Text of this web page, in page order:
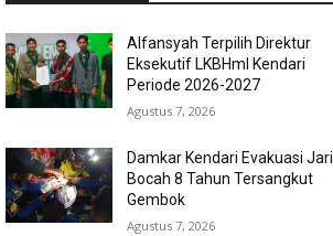
Alfansyah Terpilih Direktur
Eksekutif LKBHmI Kendari
Periode 2026-2027
Agustus 7, 2026
Damkar Kendari Evakuasi Jari
Bocah 8 Tahun Tersangkut
Gembok
Agustus 7, 2026